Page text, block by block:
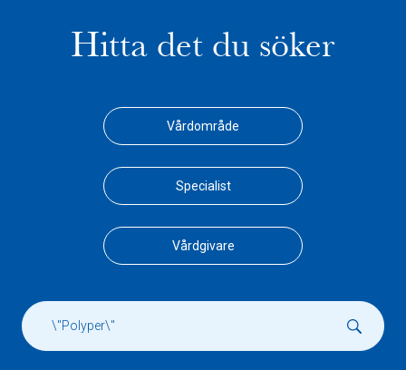
Hitta det du söker
Vårdområde
Specialist
Vårdgivare